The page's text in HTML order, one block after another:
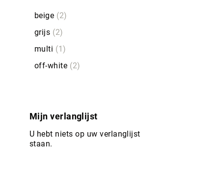
beige
2
grijs
2
multi
1
off-white
2
Mijn verlanglijst
U hebt niets op uw verlanglijst
staan.